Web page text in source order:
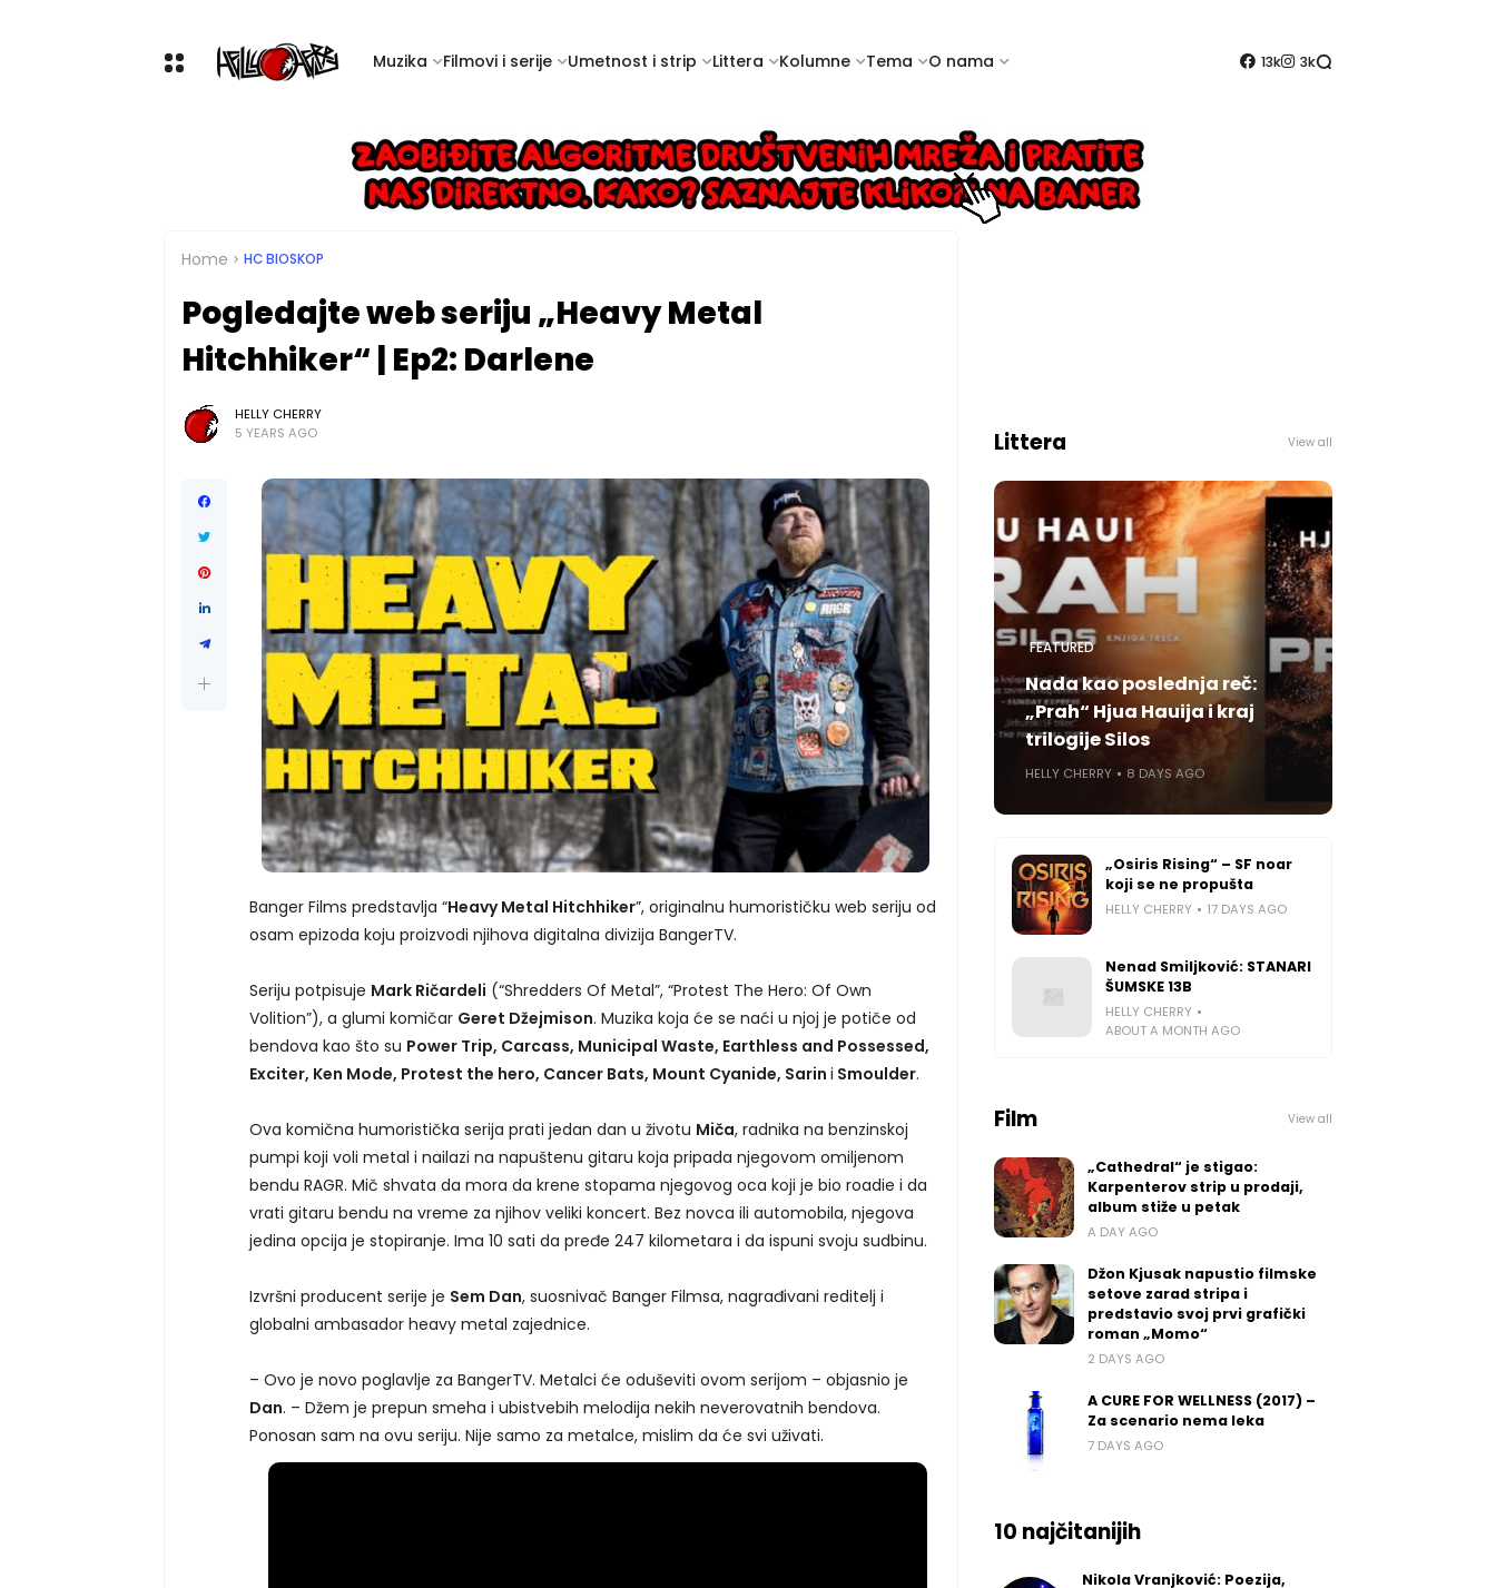
Muzika Filmovi i serije Umetnost i strip Littera Kolumne Tema O nama 13k 3k
Home HC BIOSKOP
Pogledajte web seriju „Heavy Metal
Hitchhiker“ | Ep2: Darlene
HELLY CHERRY
5 YEARS AGO
Banger Films predstavlja “Heavy Metal Hitchhiker”, originalnu humorističku web seriju od
osam epizoda koju proizvodi njihova digitalna divizija BangerTV.
Seriju potpisuje Mark Ričardeli (“Shredders Of Metal”, “Protest The Hero: Of Own
Volition”), a glumi komičar Geret Džejmison. Muzika koja će se naći u njoj je potiče od
bendova kao što su Power Trip, Carcass, Municipal Waste, Earthless and Possessed,
Exciter, Ken Mode, Protest the hero, Cancer Bats, Mount Cyanide, Sarin i Smoulder.
Ova komična humoristička serija prati jedan dan u životu Miča, radnika na benzinskoj
pumpi koji voli metal i nailazi na napuštenu gitaru koja pripada njegovom omiljenom
bendu RAGR. Mič shvata da mora da krene stopama njegovog oca koji je bio roadie i da
vrati gitaru bendu na vreme za njihov veliki koncert. Bez novca ili automobila, njegova
jedina opcija je stopiranje. Ima 10 sati da pređe 247 kilometara i da ispuni svoju sudbinu.
Izvršni producent serije je Sem Dan, suosnivač Banger Filmsa, nagrađivani reditelj i
globalni ambasador heavy metal zajednice.
– Ovo je novo poglavlje za BangerTV. Metalci će oduševiti ovom serijom – objasnio je
Dan. – Džem je prepun smeha i ubistvebih melodija nekih neverovatnih bendova.
Ponosan sam na ovu seriju. Nije samo za metalce, mislim da će svi uživati.
Littera View all
FEATURED
Nada kao poslednja reč:
„Prah“ Hjua Hauija i kraj
trilogije Silos
HELLY CHERRY 8 DAYS AGO
„Osiris Rising“ – SF noar
koji se ne propušta
HELLY CHERRY 17 DAYS AGO
Nenad Smiljković: STANARI
ŠUMSKE 13B
HELLY CHERRY
ABOUT A MONTH AGO
Film View all
„Cathedral“ je stigao:
Karpenterov strip u prodaji,
album stiže u petak
A DAY AGO
Džon Kjusak napustio filmske
setove zarad stripa i
predstavio svoj prvi grafički
roman „Momo“
2 DAYS AGO
A CURE FOR WELLNESS (2017) –
Za scenario nema leka
7 DAYS AGO
10 najčitanijih
Nikola Vranjković: Poezija,